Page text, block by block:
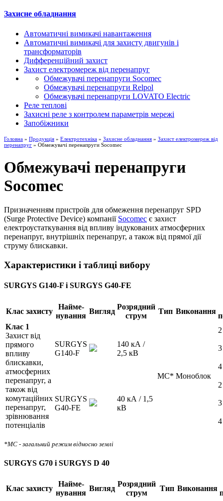
Захисне обладнання
Автоматичні вимикачі навантаження
Автоматичні вимикачі для захисту двигунів і
трансформаторів
Дифференційний захист
Захист електромереж від перенапруг
Обмежувачі перенапруги Socomec
Обмежувачі перенапруги Relpol
Обмежувачі перенапруги LOVATO Electric
Реле теплові
Захисні реле з контролем параметрів мережі
Запобіжники
Головна » Продукція » Електротехніка » Захисне обладнання » Захист електромереж від
перенапруг » Обмежувачі перенапруги Socomec
Обмежувачі перенапруги
Socomec
Призначенням пристроїв для обмеження перенапруг SPD
(Surge Protective Device) компанії Socomec є захист
електроустаткування від впливу індукованих атмосферних
перенапруг, внутрішніх перенапруг, а також від прямої дії
струму блискавки.
Характеристики і таблиці вибору
SURGYS G140-F і SURGYS G40-FE
Клас захисту
Найме-
нування
Вигляд
Розрядний
струм
Тип Виконання
Клас 1
Захист від
прямого
впливу
блискавки,
атмосферних
перенапруг, а
також від
комутаційних
перенапруг,
зрівнювання
потенціалів
SURGYS
G140-F
140 кА /
2,5 кВ
MC* Моноблок
2
3
4
SURGYS
G40-FE
40 кА / 1,5
кВ
2
3
4
*MC - загальний режим відносно землі
SURGYS G70 і SURGYS D 40
Клас захисту
Найме-
нування
Вигляд
Розрядний
струм
Тип Виконання